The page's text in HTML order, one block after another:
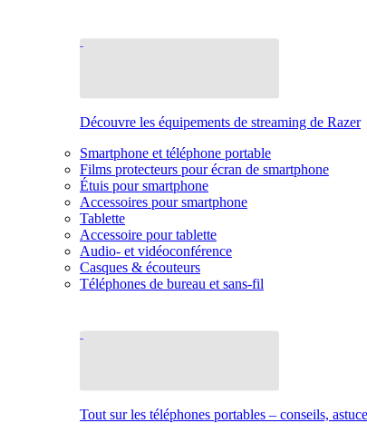
Découvre les équipements de streaming de Razer
Smartphone et téléphone portable
Films protecteurs pour écran de smartphone
Étuis pour smartphone
Accessoires pour smartphone
Tablette
Accessoire pour tablette
Audio- et vidéoconférence
Casques & écouteurs
Téléphones de bureau et sans-fil
Tout sur les téléphones portables – conseils,